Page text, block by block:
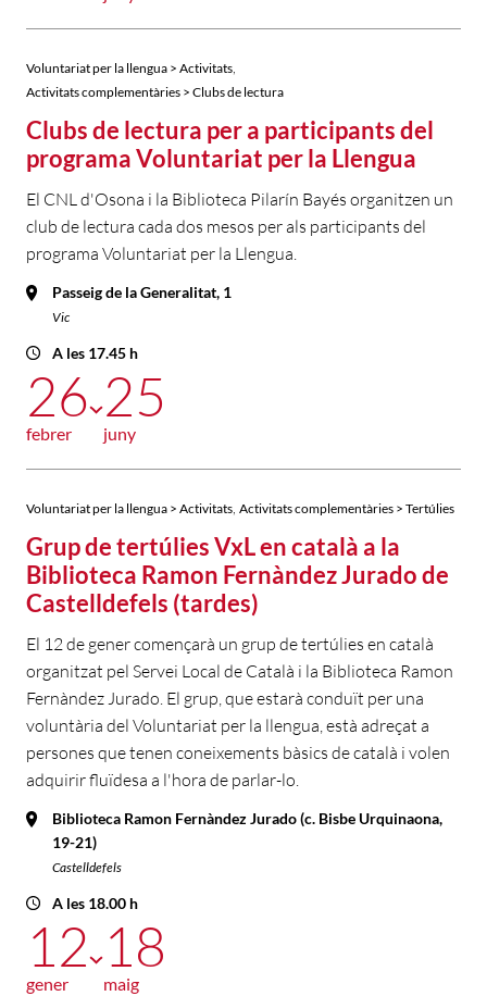
Voluntariat per la llengua > Activitats
Activitats complementàries > Clubs de lectura
Clubs de lectura per a participants del
programa Voluntariat per la Llengua
El CNL d'Osona i la Biblioteca Pilarín Bayés organitzen un
club de lectura cada dos mesos per als participants del
programa Voluntariat per la Llengua.
Passeig de la Generalitat, 1
Vic
A les 17.45 h
26
febrer
25
juny
Voluntariat per la llengua > Activitats Activitats complementàries > Tertúlies
Grup de tertúlies VxL en català a la
Biblioteca Ramon Fernàndez Jurado de
Castelldefels (tardes)
El 12 de gener començarà un grup de tertúlies en català
organitzat pel Servei Local de Català i la Biblioteca Ramon
Fernàndez Jurado. El grup, que estarà conduït per una
voluntària del Voluntariat per la llengua, està adreçat a
persones que tenen coneixements bàsics de català i volen
adquirir fluïdesa a l'hora de parlar-lo.
Biblioteca Ramon Fernàndez Jurado (c. Bisbe Urquinaona,
19-21)
Castelldefels
A les 18.00 h
12
gener
18
maig